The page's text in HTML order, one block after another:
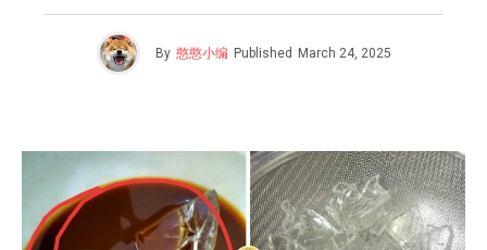
By 憨憨小编 Published March 24, 2025